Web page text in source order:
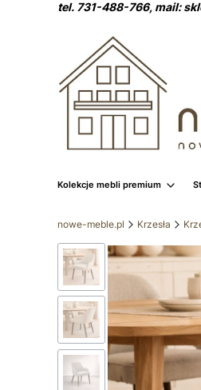
tel. 731-488-766, mail:
Kolekcje mebli premium
nowe-meble.pl Krzesła